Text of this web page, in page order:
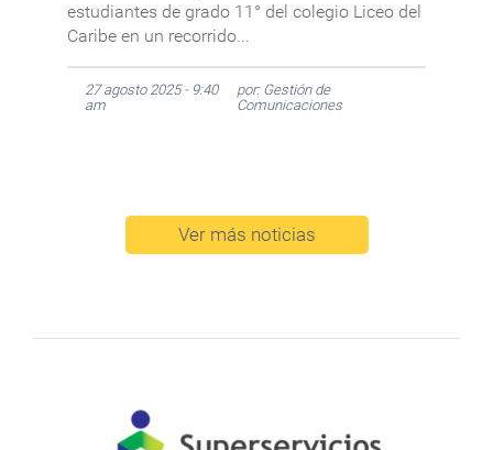
estudiantes de grado 11° del colegio Liceo del
Caribe en un recorrido...
27 agosto 2025 - 9:40
am
por: Gestión de
Comunicaciones
Ver más noticias